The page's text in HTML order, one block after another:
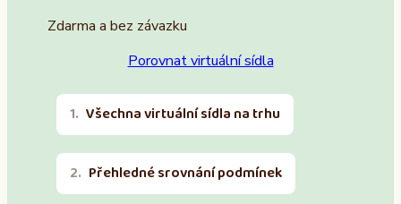
Zdarma a bez závazku
Porovnat virtuální sídla
Všechna virtuální sídla na trhu
Přehledné srovnání podmínek